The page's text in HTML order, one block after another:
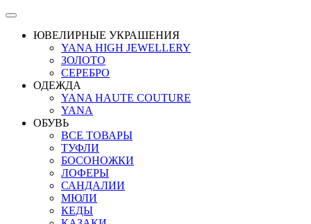
ЮВЕЛИРНЫЕ УКРАШЕНИЯ
YANA HIGH JEWELLERY
ЗОЛОТО
СЕРЕБРО
ОДЕЖДА
YANA HAUTE COUTURE
YANA
ОБУВЬ
ВСЕ ТОВАРЫ
ТУФЛИ
БОСОНОЖКИ
ЛОФЕРЫ
САНДАЛИИ
МЮЛИ
КЕДЫ